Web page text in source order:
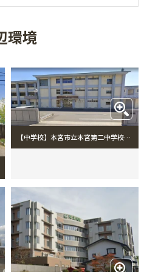
環境
【中学校】本宮市立本宮第二中学校まで4508m